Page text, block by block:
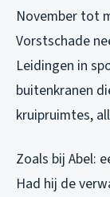
November tot
Vorstschade
Leidingen in
buitenkranen
kruipruimtes,
Zoals bij Abel:
Had hij de